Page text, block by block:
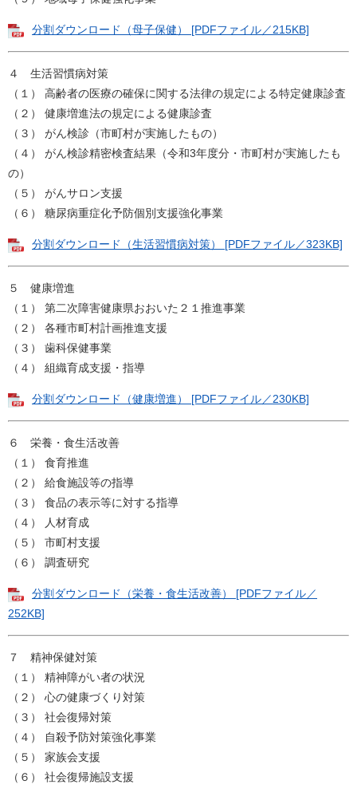
分割ダウンロード（母子保健） [PDFファイル／215KB]
４ 生活習慣病対策
（１） 高齢者の医療の確保に関する法律の規定による特定健康診査
（２） 健康増進法の規定による健康診査
（３） がん検診（市町村が実施したもの）
（４） がん検診精密検査結果（令和3年度分・市町村が実施したも
の）
（５） がんサロン支援
（６） 糖尿病重症化予防個別支援強化事業
分割ダウンロード（生活習慣病対策） [PDFファイル／323KB]
５ 健康増進
（１） 第二次障害健康県おおいた２１推進事業
（２） 各種市町村計画推進支援
（３） 歯科保健事業
（４） 組織育成支援・指導
分割ダウンロード（健康増進） [PDFファイル／230KB]
６ 栄養・食生活改善
（１） 食育推進
（２） 給食施設等の指導
（３） 食品の表示等に対する指導
（４） 人材育成
（５） 市町村支援
（６） 調査研究
分割ダウンロード（栄養・食生活改善） [PDFファイル／
252KB]
７ 精神保健対策
（１） 精神障がい者の状況
（２） 心の健康づくり対策
（３） 社会復帰対策
（４） 自殺予防対策強化事業
（５） 家族会支援
（６） 社会復帰施設支援